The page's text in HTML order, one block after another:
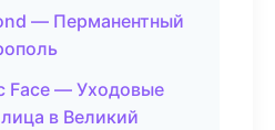
— Перманентный
Face — Уходовые
в Великий